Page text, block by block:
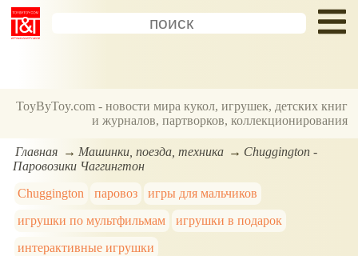
ToyByToy.com - новости мира кукол, игрушек, детских книг
и журналов, партворков, коллекционирования
Главная Машинки, поезда, техника
Chuggington -
Паровозики Чаггингтон
Chuggington
паровоз
игры для мальчиков
игрушки по мультфильмам
игрушки в подарок
интерактивные игрушки